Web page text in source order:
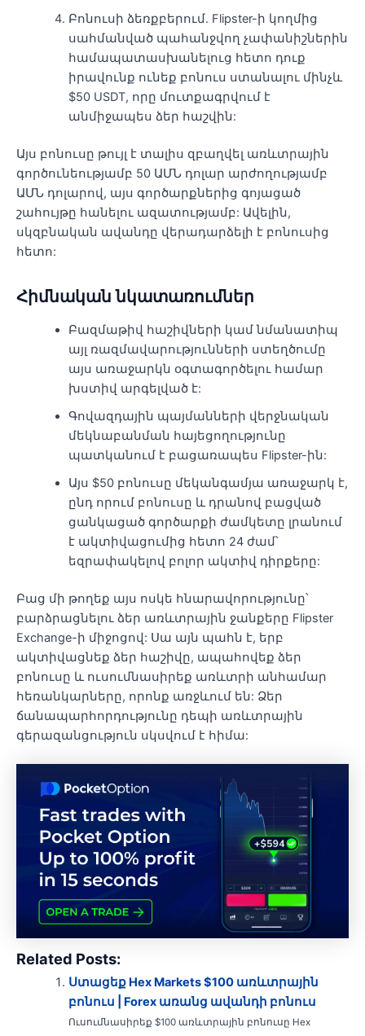
Բոնուսի ձեռքբերում. Flipster-ի կողմից
սահմանված պահանջվող չափանիշներին
համապատասխանելուց հետո դուք
իրավունք ունեք բոնուս ստանալու մինչև
$50 USDT, որը մուտքագրվում է
անմիջապես ձեր հաշվին:
Այս բոնուսը թույլ է տալիս զբաղվել առևտրային
գործունեությամբ 50 ԱՄՆ դոլար արժողությամբ
ԱՄՆ դոլարով, այս գործարքներից գոյացած
շահույթը հանելու ազատությամբ: Ավելին,
սկզբնական ավանդը վերադարձելի է բոնուսից
հետո:
Հիմնական նկատառումներ
Բազմաթիվ հաշիվների կամ նմանատիպ
այլ ռազմավարությունների ստեղծումը
այս առաջարկն օգտագործելու համար
խստիվ արգելված է:
Գովազդային պայմանների վերջնական
մեկնաբանման հայեցողությունը
պատկանում է բացառապես Flipster-ին:
Այս $50 բոնուսը մեկանգամյա առաջարկ է,
ընդ որում բոնուսը և դրանով բացված
ցանկացած գործարքի ժամկետը լրանում
է ակտիվացումից հետո 24 ժամ՝
եզրափակելով բոլոր ակտիվ դիրքերը:
Բաց մի թողեք այս ոսկե հնարավորությունը՝
բարձրացնելու ձեր առևտրային ջանքերը Flipster
Exchange-ի միջոցով: Սա այն պահն է, երբ
ակտիվացնեք ձեր հաշիվը, ապահովեք ձեր
բոնուսը և ուսումնասիրեք առևտրի անհամար
հեռանկարները, որոնք առջևում են: Ձեր
ճանապարհորդությունը դեպի առևտրային
գերազանցություն սկսվում է հիմա:
Related Posts:
Ստացեք Hex Markets $100 առևտրային
բոնուս | Forex առանց ավանդի բոնուս
Ուսումնասիրեք $100 առևտրային բոնուսը Hex